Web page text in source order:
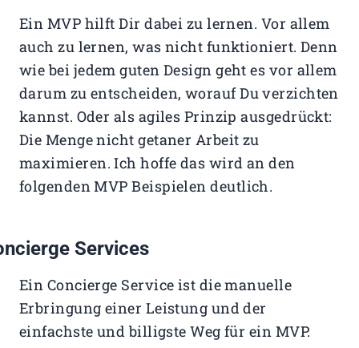
Ein MVP hilft Dir dabei zu lernen. Vor allem
auch zu lernen, was nicht funktioniert. Denn
wie bei jedem guten Design geht es vor allem
darum zu entscheiden, worauf Du verzichten
kannst. Oder als agiles Prinzip ausgedrückt:
Die Menge nicht getaner Arbeit zu
maximieren. Ich hoffe das wird an den
folgenden MVP Beispielen deutlich.
Services
Ein Concierge Service ist die manuelle
Erbringung einer Leistung und der
einfachste und billigste Weg für ein MVP.